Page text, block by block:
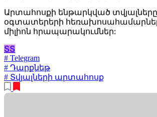
Արտահոսքի ենթարկված տվյալները
օգտատերերի
միլիոն հրապարակումներ:
ՏՏ
# Telegram
# Դարքնեթ
# Տվյալների արտահոսք